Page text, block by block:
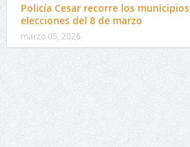
Policía Cesar recorre los
elecciones del 8 de marzo
marzo 05, 2026